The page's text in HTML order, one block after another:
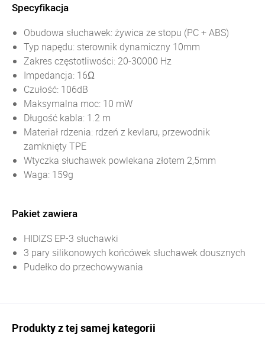
Specyfikacja
Obudowa słuchawek: żywica ze stopu (PC + ABS)
Typ napędu: sterownik dynamiczny 10mm
Zakres częstotliwości: 20-30000 Hz
Impedancja: 16Ω
Czułość: 106dB
Maksymalna moc: 10 mW
Długość kabla: 1.2 m
Materiał rdzenia: rdzeń z kevlaru, przewodnik
zamknięty TPE
Wtyczka słuchawek powlekana złotem 2,5mm
Waga: 159g
Pakiet zawiera
HIDIZS EP-3 słuchawki
3 pary silikonowych końcówek słuchawek dousznych
Pudełko do przechowywania
Produkty z tej samej kategorii